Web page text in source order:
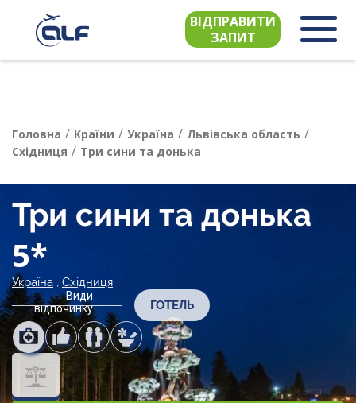
ВІДПРАВИТИ
ЗАПИТ
Головна / Країни / Україна / Львівська область /
Східниця / Три сини та донька
Три сини та донька
5*
Україна , Східниця
Види
відпочинку
ГОТЕЛЬ